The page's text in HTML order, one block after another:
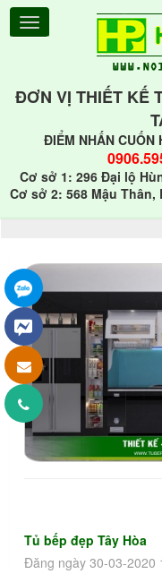
ĐƠN VỊ THIẾT KẾ
ĐIỂM NHẤN CUỐN
Cơ sở 1: 296 Đại lộ
Cơ sở 2: 568 Mậu Thân,
Tủ bếp đẹp Tây Hòa
Đăng ngày 30-03-2020